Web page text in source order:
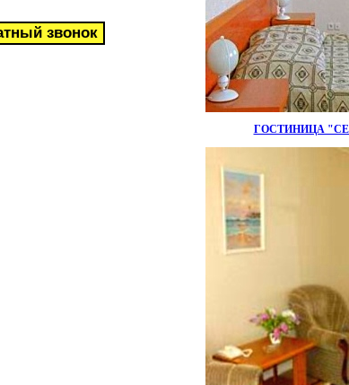
ГОСТИНИЦА